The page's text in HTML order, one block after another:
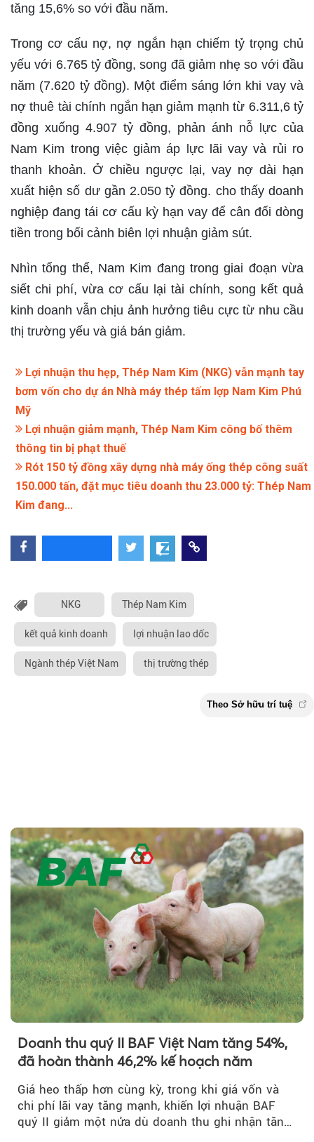
tăng 15,6% so với đầu năm.
Trong cơ cấu nợ, nợ ngắn hạn chiếm tỷ trọng chủ
yếu với 6.765 tỷ đồng, song đã giảm nhẹ so với đầu
năm (7.620 tỷ đồng). Một điểm sáng lớn khi vay và
nợ thuê tài chính ngắn hạn giảm mạnh từ 6.311,6 tỷ
đồng xuống 4.907 tỷ đồng, phản ánh nỗ lực của
Nam Kim trong việc giảm áp lực lãi vay và rủi ro
thanh khoản. Ở chiều ngược lại, vay nợ dài hạn
xuất hiện số dư gần 2.050 tỷ đồng. cho thấy doanh
nghiệp đang tái cơ cấu kỳ hạn vay để cân đối dòng
tiền trong bối cảnh biên lợi nhuận giảm sút.
Nhìn tổng thể, Nam Kim đang trong giai đoạn vừa
siết chi phí, vừa cơ cấu lại tài chính, song kết quả
kinh doanh vẫn chịu ảnh hưởng tiêu cực từ nhu cầu
thị trường yếu và giá bán giảm.
Lợi nhuận thu hẹp, Thép Nam Kim (NKG) vẫn mạnh tay
bơm vốn cho dự án Nhà máy thép tấm lợp Nam Kim Phú
Mỹ
Lợi nhuận giảm mạnh, Thép Nam Kim công bố thêm
thông tin bị phạt thuế
Rót 150 tỷ đồng xây dựng nhà máy ống thép công suất
150.000 tấn, đặt mục tiêu doanh thu 23.000 tỷ: Thép Nam
Kim đang...
NKG Thép Nam Kim
kết quả kinh doanh lợi nhuận lao dốc
Ngành thép Việt Nam thị trường thép
Doanh thu quý II BAF Việt Nam tăng 54%,
đã hoàn thành 46,2% kế hoạch năm
Giá heo thấp hơn cùng kỳ, trong khi giá vốn và
chi phí lãi vay tăng mạnh, khiến lợi nhuận BAF
quý II giảm một nửa dù doanh thu ghi nhận tăng